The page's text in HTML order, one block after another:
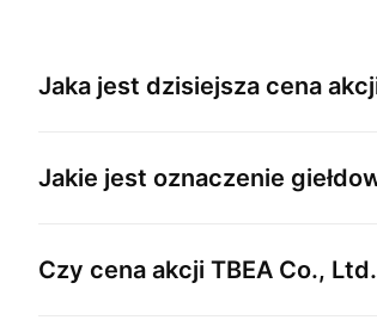
Jaka jest dzisiejsza cena
Jakie jest oznaczenie
Czy cena akcji TBEA Co.,